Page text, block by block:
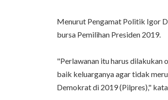
Menurut Pengamat Politik Igor
bursa Pemilihan Presiden 2019.
"Perlawanan itu harus dilakukan
baik keluarganya agar tidak
Demokrat di 2019 (Pilpres),"